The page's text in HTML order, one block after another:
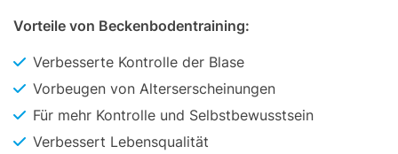
Vorteile von Beckenbodentraining:
Verbesserte Kontrolle der Blase
Vorbeugen von Alterserscheinungen
Für mehr Kontrolle und Selbstbewusstsein
Verbessert Lebensqualität